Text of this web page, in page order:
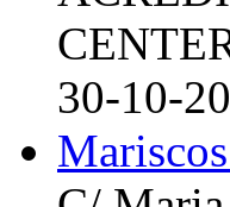
30-10-